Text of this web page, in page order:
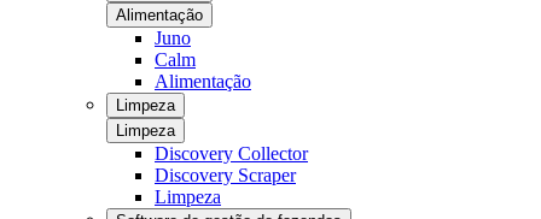
Alimentação
Juno
Calm
Alimentação
Limpeza
Limpeza
Discovery Collector
Discovery Scraper
Limpeza